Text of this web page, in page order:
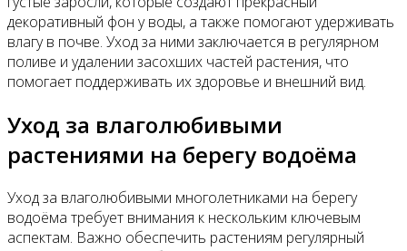
декоративный фон у воды, а также помогают удерживать
влагу в почве. Уход за ними заключается в регулярном
поливе и удалении засохших частей растения, что
помогает поддерживать их здоровье и внешний вид.
Уход за влаголюбивыми
растениями на берегу водоёма
Уход за влаголюбивыми многолетниками на берегу
водоёма требует внимания к нескольким ключевым
аспектам. Важно обеспечить растениям регулярный